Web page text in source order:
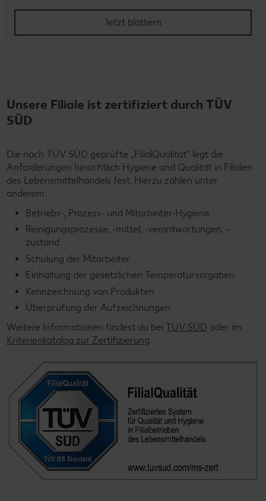
Jetzt blättern
Unsere Filiale ist zertifiziert durch TÜV
SÜD
Die nach TÜV SÜD geprüfte „FilialQualität“ legt die
Anforderungen hinsichtlich Hygiene und Qualität in Filialen
des Lebensmittelhandels fest. Hierzu zählen unter
anderem:
Betriebs-, Prozess- und Mitarbeiter-Hygiene
Reinigungsprozesse, -mittel, -verantwortungen, -
zustand
Schulung der Mitarbeiter
Einhaltung der gesetzlichen Temperaturvorgaben
Kennzeichnung von Produkten
Überprüfung der Aufzeichnungen
Weitere Informationen findest du bei TÜV SÜD oder im
Kriterienkatalog zur Zertifizierung.